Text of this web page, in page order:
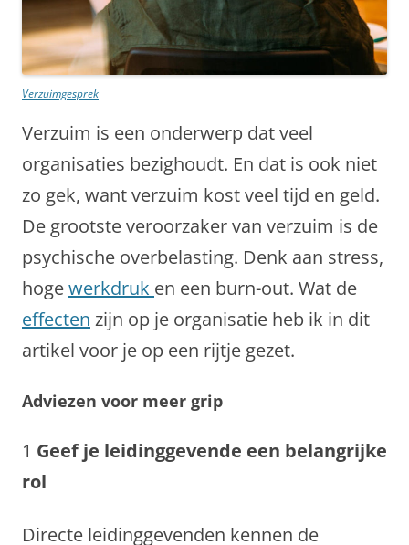
Verzuimgesprek
Verzuim is een onderwerp dat veel
organisaties bezighoudt. En dat is ook niet
zo gek, want verzuim kost veel tijd en geld.
De grootste veroorzaker van verzuim is de
psychische overbelasting. Denk aan stress,
hogewerkdruk en een burn-out. Wat de
effecten zijn op je organisatie heb ik in dit
artikel voor je op een rijtje gezet.
Adviezen voor meer grip
1 Geef je leidinggevende een belangrijke
rol
Directe leidinggevenden kennen de